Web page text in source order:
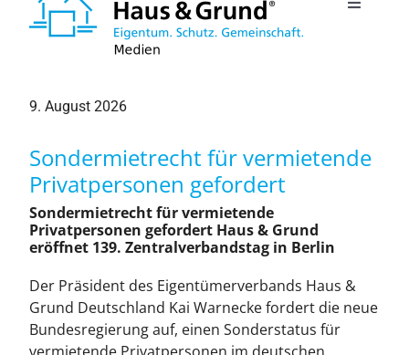
Toggle
H&G Medien
Themenplan
Bundesweite Belegung
Preisliste
9. August 2026
Sondermietrecht für vermietende
Privatpersonen gefordert
Sondermietrecht für vermietende
Privatpersonen gefordert Haus & Grund
eröffnet 139. Zentralverbandstag in Berlin
Der Präsident des Eigentümerverbands Haus &
Grund Deutschland Kai Warnecke fordert die neue
Bundesregierung auf, einen Sonderstatus für